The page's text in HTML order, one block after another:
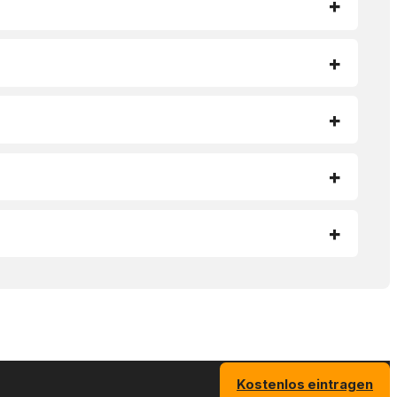
Kostenlos eintragen